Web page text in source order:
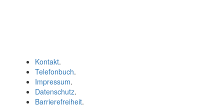
Kontakt.
Telefonbuch.
Impressum.
Datenschutz.
Barrierefreiheit.